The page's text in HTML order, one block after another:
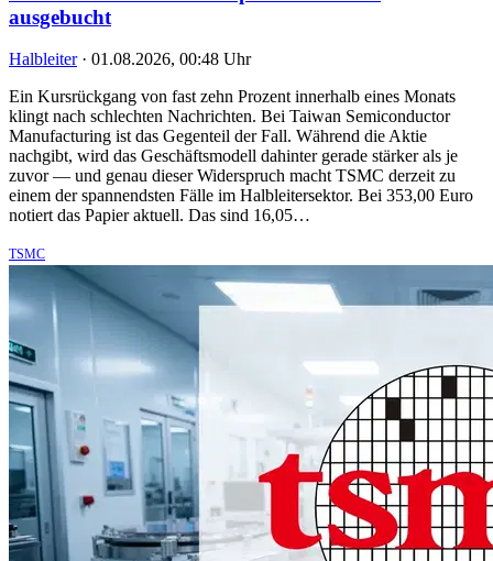
ausgebucht
Halbleiter · 01.08.2026, 00:48 Uhr
Ein Kursrückgang von fast zehn Prozent innerhalb eines Monats
klingt nach schlechten Nachrichten. Bei Taiwan Semiconductor
Manufacturing ist das Gegenteil der Fall. Während die Aktie
nachgibt, wird das Geschäftsmodell dahinter gerade stärker als je
zuvor — und genau dieser Widerspruch macht TSMC derzeit zu
einem der spannendsten Fälle im Halbleitersektor. Bei 353,00 Euro
notiert das Papier aktuell. Das sind 16,05…
TSMC